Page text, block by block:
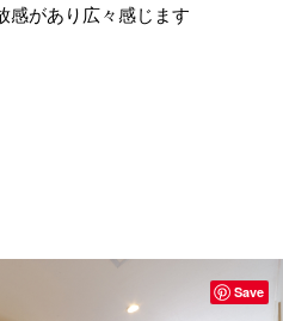
感があり広々感じます
Save